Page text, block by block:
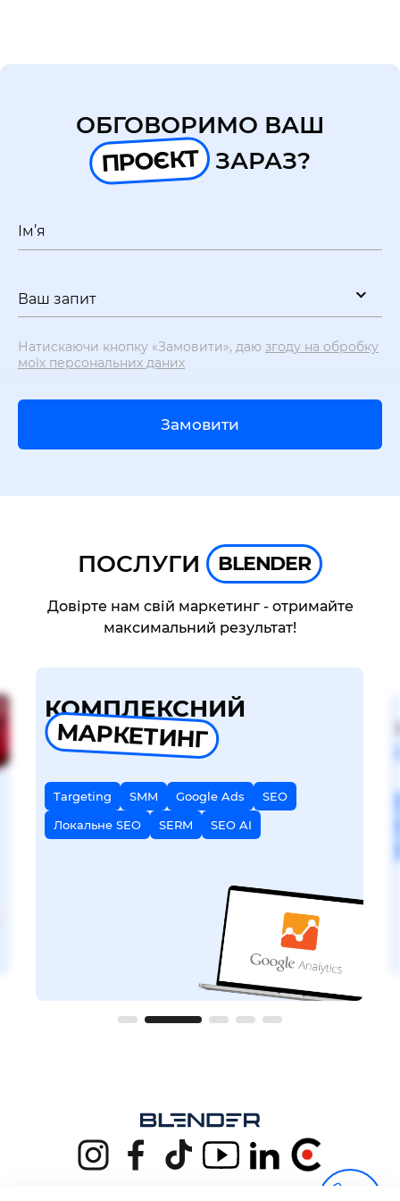
ОБГОВОРИМО ВАШ
ПРОЄКТ ЗАРАЗ?
Ім’я
Ваш запит
Натискаючи кнопку «Замовити», даю згоду на обробку
моїх персональних даних
Замовити
ПОСЛУГИ BLENDER
Довірте нам свій маркетинг - отримайте
максимальний результат!
КОМПЛЕКСНИЙ
МАРКЕТИНГ
Targeting SMM Google Ads
SEO
Локальне SEO
SERM SEO AI